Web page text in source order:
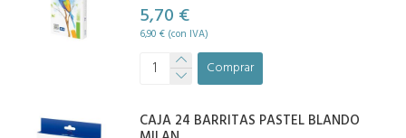
5,70 €
6,90 € (con IVA)
Comprar
CAJA 24 BARRITAS PASTEL BLANDO